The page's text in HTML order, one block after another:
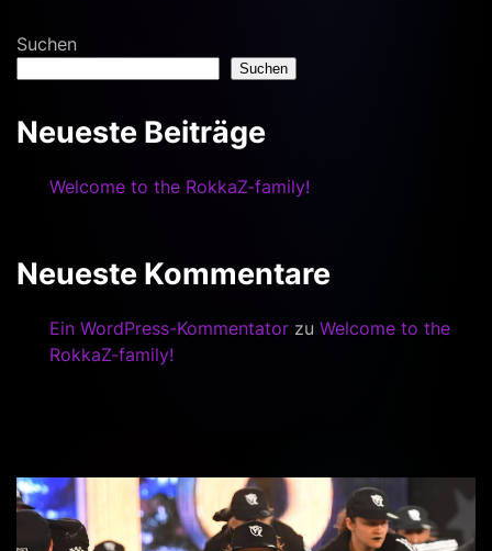
Suchen
Suchen
Neueste Beiträge
Welcome to the RokkaZ-family!
Neueste Kommentare
Ein WordPress-Kommentator zu Welcome to the
RokkaZ-family!